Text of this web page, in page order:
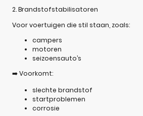
2. Brandstofstabilisatoren
Voor voertuigen die stil staan, zoals:
campers
motoren
seizoensauto’s
➡️ Voorkomt:
slechte brandstof
startproblemen
corrosie